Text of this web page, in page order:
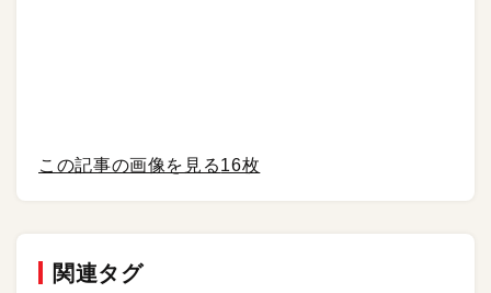
この記事の画像を見る16枚
関連タグ